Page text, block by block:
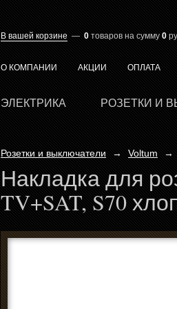
В вашей корзине — 0 товаров на сумму 0
О КОМПАНИИ АКЦИИ ОПЛАТА
ЭЛЕКТРИКА РОЗЕТКИ И
Розетки и выключатели → Voltum →
Накладка для
TV+SAT, S70